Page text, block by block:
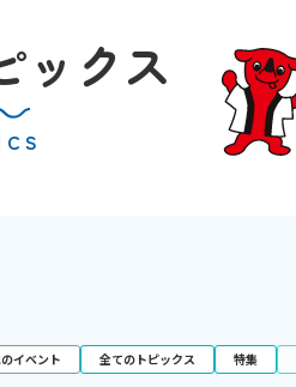
ックス
イベント 全てのトピックス 特集